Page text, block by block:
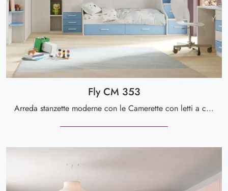
Fly CM 353
Arreda stanzette moderne con le Camerette con letti a castello Giessegi! Il modello Fly CM 353 in melaminico è per bambini.